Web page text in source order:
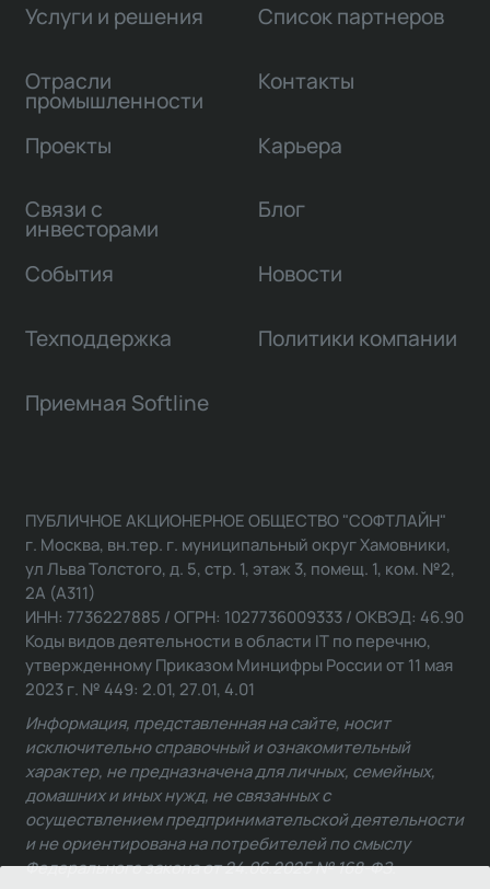
Услуги и решения
Отрасли
промышленности
Проекты
Связи с
инвесторами
Список партнеров
Контакты
Карьера
Блог
События Новости
Техподдержка Политики компании
Приемная Softline
ПУБЛИЧНОЕ АКЦИОНЕРНОЕ ОБЩЕСТВО "СОФТЛАЙН"
г. Москва, вн.тер. г. муниципальный округ Хамовники,
ул Льва Толстого, д. 5, стр. 1, этаж 3, помещ. 1, ком. №2,
2А (А311)
ИНН: 7736227885 / ОГРН: 1027736009333 / ОКВЭД: 46.90
Коды видов деятельности в области IT по перечню,
утвержденному Приказом Минцифры России от 11 мая
2023 г. № 449: 2.01, 27.01, 4.01
Информация, представленная на сайте, носит
исключительно справочный и ознакомительный
характер, не предназначена для личных, семейных,
домашних и иных нужд, не связанных с
осуществлением предпринимательской деятельности
и не ориентирована на потребителей по смыслу
Федерального закона от 24.06.2025 № 168-ФЗ.